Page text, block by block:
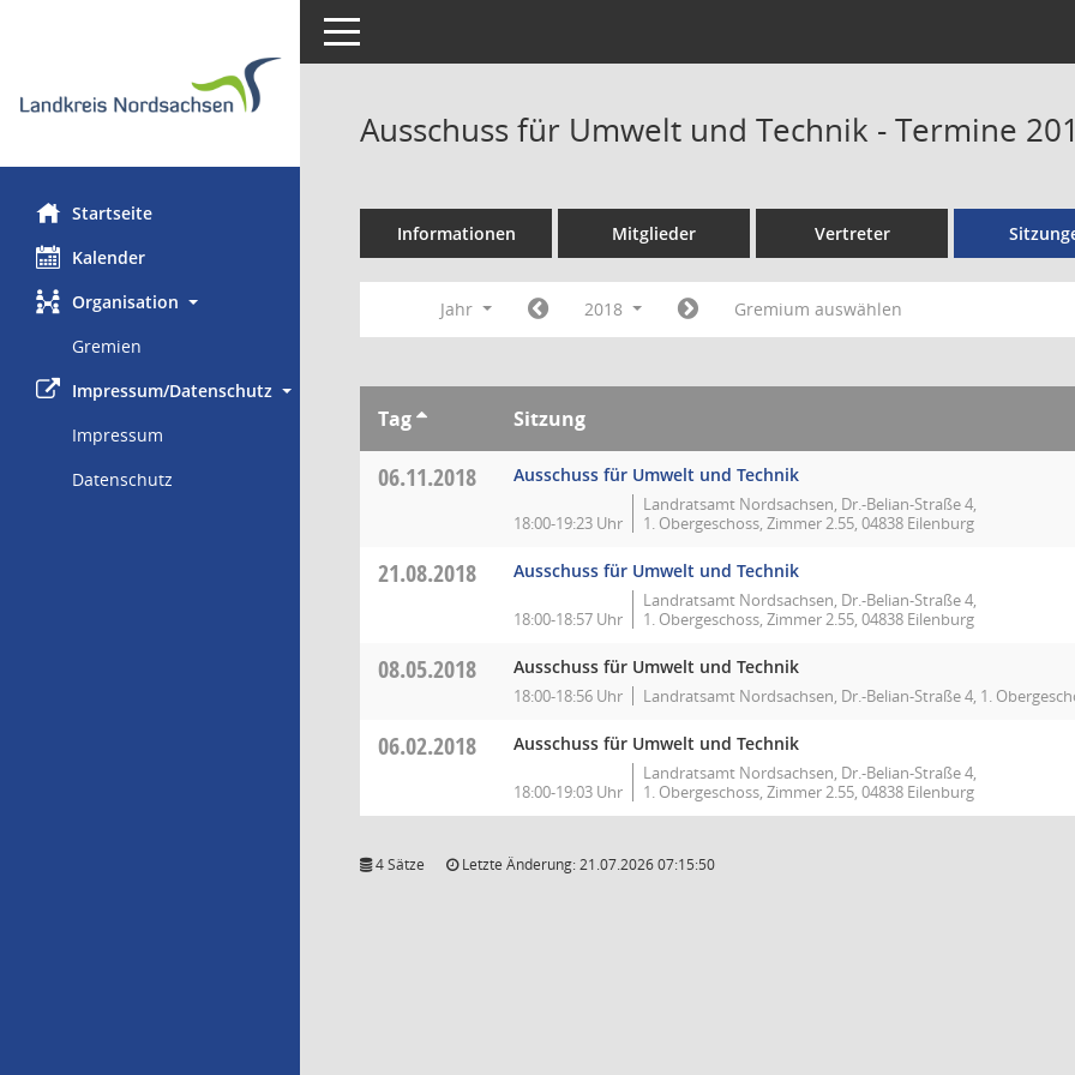
Startseite
Kalender
Organisation
Gremien
Impressum/Datenschutz
Impressum
Datenschutz
Toggle navigation
Ausschuss für Umwelt und Technik - Termine
Informationen Mitglieder Vertreter
Jahr 2018 Gremium auswählen
Tag Sitzung
06.11.2018 Ausschuss für Umwelt und Technik
18:00-19:23 Uhr
Landratsamt Nordsachsen, Dr.-Belian-Straße 4,
1. Obergeschoss, Zimmer 2.55, 04838 Eilenburg
21.08.2018 Ausschuss für Umwelt und Technik
18:00-18:57 Uhr
Landratsamt Nordsachsen, Dr.-Belian-Straße 4,
1. Obergeschoss, Zimmer 2.55, 04838 Eilenburg
08.05.2018 Ausschuss für Umwelt und Technik
18:00-18:56 Uhr Landratsamt Nordsachsen, Dr.-Belian-Straße 4, 1.
06.02.2018 Ausschuss für Umwelt und Technik
18:00-19:03 Uhr
Landratsamt Nordsachsen, Dr.-Belian-Straße 4,
1. Obergeschoss, Zimmer 2.55, 04838 Eilenburg
4 Sätze Letzte Änderung: 21.07.2026 07:15:50